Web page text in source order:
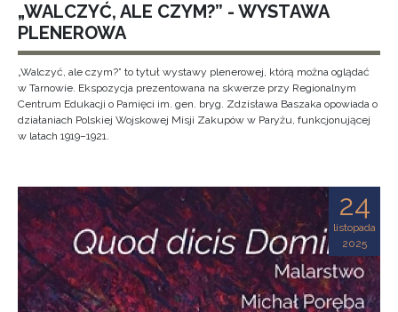
„WALCZYĆ, ALE CZYM?” - WYSTAWA
PLENEROWA
„Walczyć, ale czym?” to tytuł wystawy plenerowej, którą można oglądać
w Tarnowie. Ekspozycja prezentowana na skwerze przy Regionalnym
Centrum Edukacji o Pamięci im. gen. bryg. Zdzisława Baszaka opowiada o
działaniach Polskiej Wojskowej Misji Zakupów w Paryżu, funkcjonującej
w latach 1919–1921.
24
listopada
2025